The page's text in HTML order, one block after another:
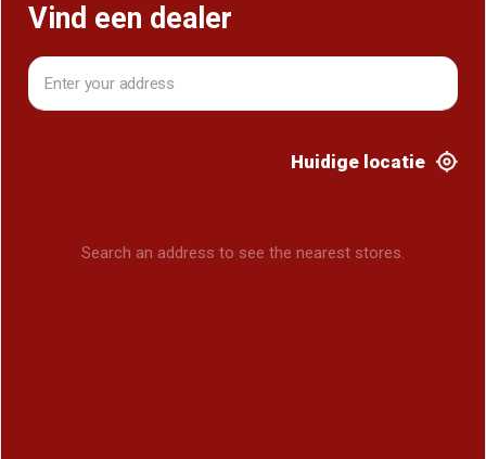
Vind een dealer
Huidige locatie
Search an address to see the nearest stores.